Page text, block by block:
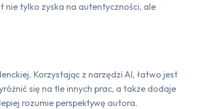
nie tylko zyska na autentyczności, ale
Korzystając z narzędzi AI, łatwo jest
się na tle innych prac, a także dodaje
rozumie perspektywę autora.